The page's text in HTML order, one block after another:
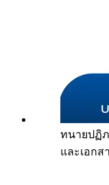
ทนายปฏิ
และเอกส